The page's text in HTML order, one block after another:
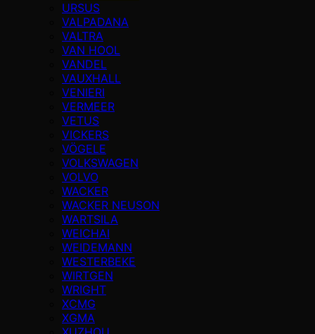
URSUS
VALPADANA
VALTRA
VAN HOOL
VANDEL
VAUXHALL
VENIERI
VERMEER
VETUS
VICKERS
VÖGELE
VOLKSWAGEN
VOLVO
WACKER
WACKER NEUSON
WARTSILA
WEICHAI
WEIDEMANN
WESTERBEKE
WIRTGEN
WRIGHT
XCMG
XGMA